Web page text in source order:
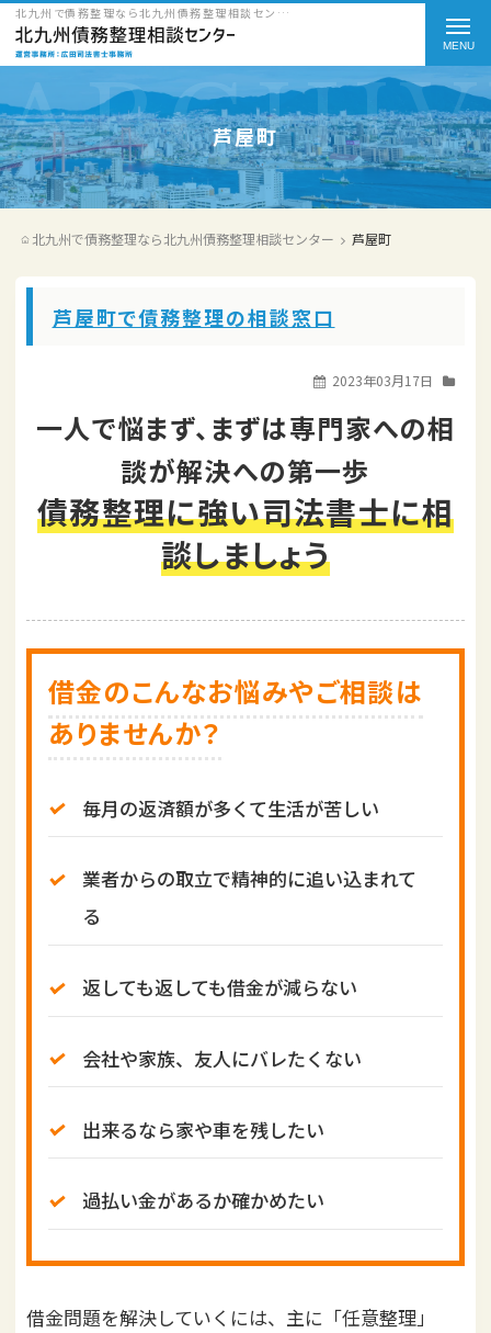
北九州で債務整理なら北九州債務整理相談センターのカテゴリー（対応エリア） 芦屋町をご紹介
芦屋町
北九州で債務整理なら北九州債務整理相談センター 芦屋町
芦屋町で債務整理の相談窓口
2023年03月17日
一人で悩まず、まずは専門家への相
談が解決への第一歩
債務整理に強い司法書士に相
談しましょう
借金のこんなお悩みやご相談は
ありませんか？
毎月の返済額が多くて生活が苦しい
業者からの取立で精神的に追い込まれて
る
返しても返しても借金が減らない
会社や家族、友人にバレたくない
出来るなら家や車を残したい
過払い金があるか確かめたい
借金問題を解決していくには、主に「任意整理」
t
o
g
g
l
e